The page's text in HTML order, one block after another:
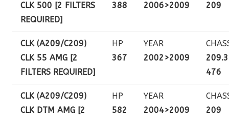
CLK 500 [2 FILTERS
REQUIRED]
388
2006>2009
209
CLK (A209/C209)
CLK 55 AMG [2
FILTERS REQUIRED]
HP
367
YEAR
2002>2009
476
CLK (A209/C209)
CLK DTM AMG [2
HP
582
YEAR
2004>2009
209